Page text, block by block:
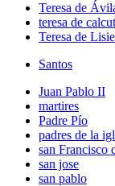
Teresa de
teresa de
Teresa de
Santos
Juan Pablo II
martires
Padre Pío
padres de la
san Francisco
san jose
san pablo